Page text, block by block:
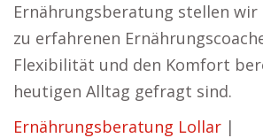
Ernährungsberatung stellen wir
zu erfahrenen
Flexibilität und den Komfort
heutigen Alltag gefragt sind.
Ernährungsberatung Lollar |